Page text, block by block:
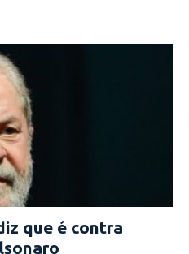
que é contra